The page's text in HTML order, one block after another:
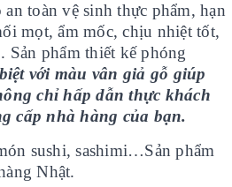
toàn vệ sinh thực phẩm, hạn
mọt, ẩm mốc, chịu nhiệt tốt,
Sản phẩm thiết kế phóng
với màu vân giả gỗ giúp
chỉ hấp dẫn thực khách
cấp nhà hàng của bạn.
sushi, sashimi…Sản phẩm
Nhật.